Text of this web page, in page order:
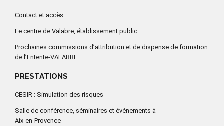
Contact et accès
Le centre de Valabre, établissement public
Prochaines commissions d’attribution et de dispense de formation
de l’Entente-VALABRE
PRESTATIONS
CESIR : Simulation des risques
Salle de conférence, séminaires et événements à
Aix-en-Provence